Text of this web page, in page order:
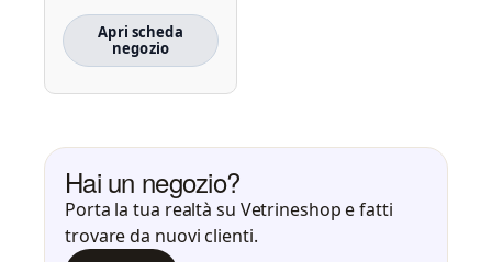
Apri scheda
negozio
Hai un negozio?
Porta la tua realtà su Vetrineshop e fatti
trovare da nuovi clienti.